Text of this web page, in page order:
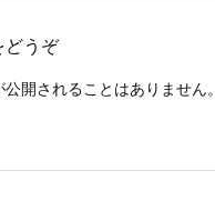
どうぞ
開されることはありません。